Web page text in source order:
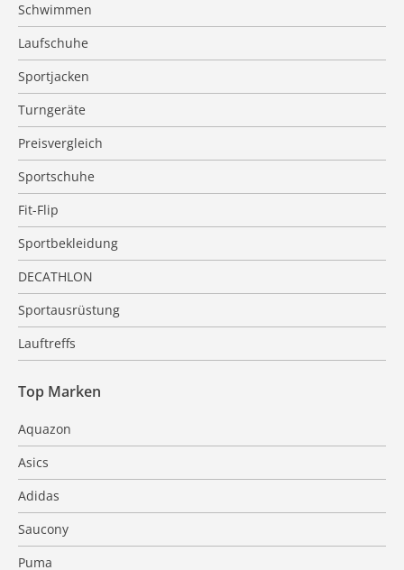
Schwimmen
Laufschuhe
Sportjacken
Turngeräte
Preisvergleich
Sportschuhe
Fit-Flip
Sportbekleidung
DECATHLON
Sportausrüstung
Lauftreffs
Top Marken
Aquazon
Asics
Adidas
Saucony
Puma